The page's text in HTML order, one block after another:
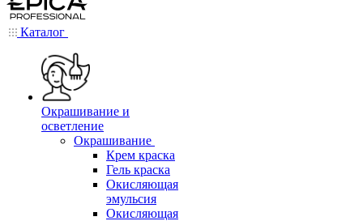
Каталог
Окрашивание и
осветление
Окрашивание
Крем краска
Гель краска
Окисляющая
эмульсия
Окисляющая